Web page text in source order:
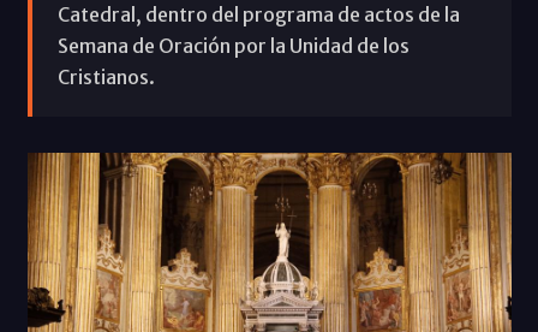
Catedral, dentro del programa de actos de la
Semana de Oración por la Unidad de los
Cristianos.